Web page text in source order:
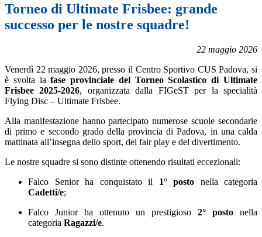
Torneo di Ultimate Frisbee: grande
successo per le nostre squadre!
22 maggio 2026
Venerdì 22 maggio 2026, presso il Centro Sportivo CUS Padova, si
è svolta lafase provinciale del Torneo Scolastico di Ultimate
Frisbee 2025-2026, organizzata dalla FIGeST per la specialità
Flying Disc – Ultimate Frisbee.
Alla manifestazione hanno partecipato numerose scuole secondarie
di primo e secondo grado della provincia di Padova, in una calda
mattinata all’insegna dello sport, del fair play e del divertimento.
Le nostre squadre si sono distinte ottenendo risultati eccezionali:
Falco Seniorha conquistato il 1° posto
nella categoria
Cadetti/e;
Falco Juniorha ottenuto un prestigioso 2° posto
nella
categoria Ragazzi/e.